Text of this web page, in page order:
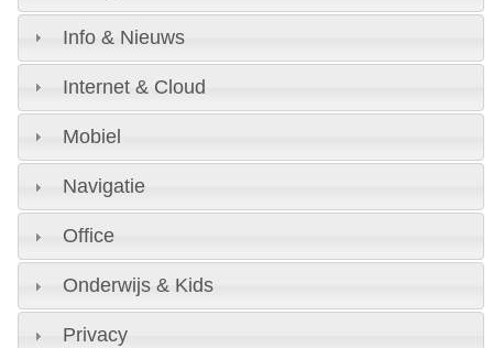
Info & Nieuws
Internet & Cloud
Mobiel
Navigatie
Office
Onderwijs & Kids
Privacy